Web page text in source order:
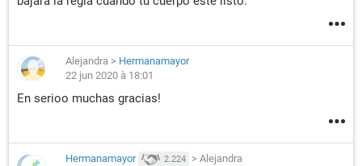
Alejandra > Hermanamayor
22 jun 2020 à 18:01
En serioo muchas gracias!
Hermanamayor 2.224 > Alejandra